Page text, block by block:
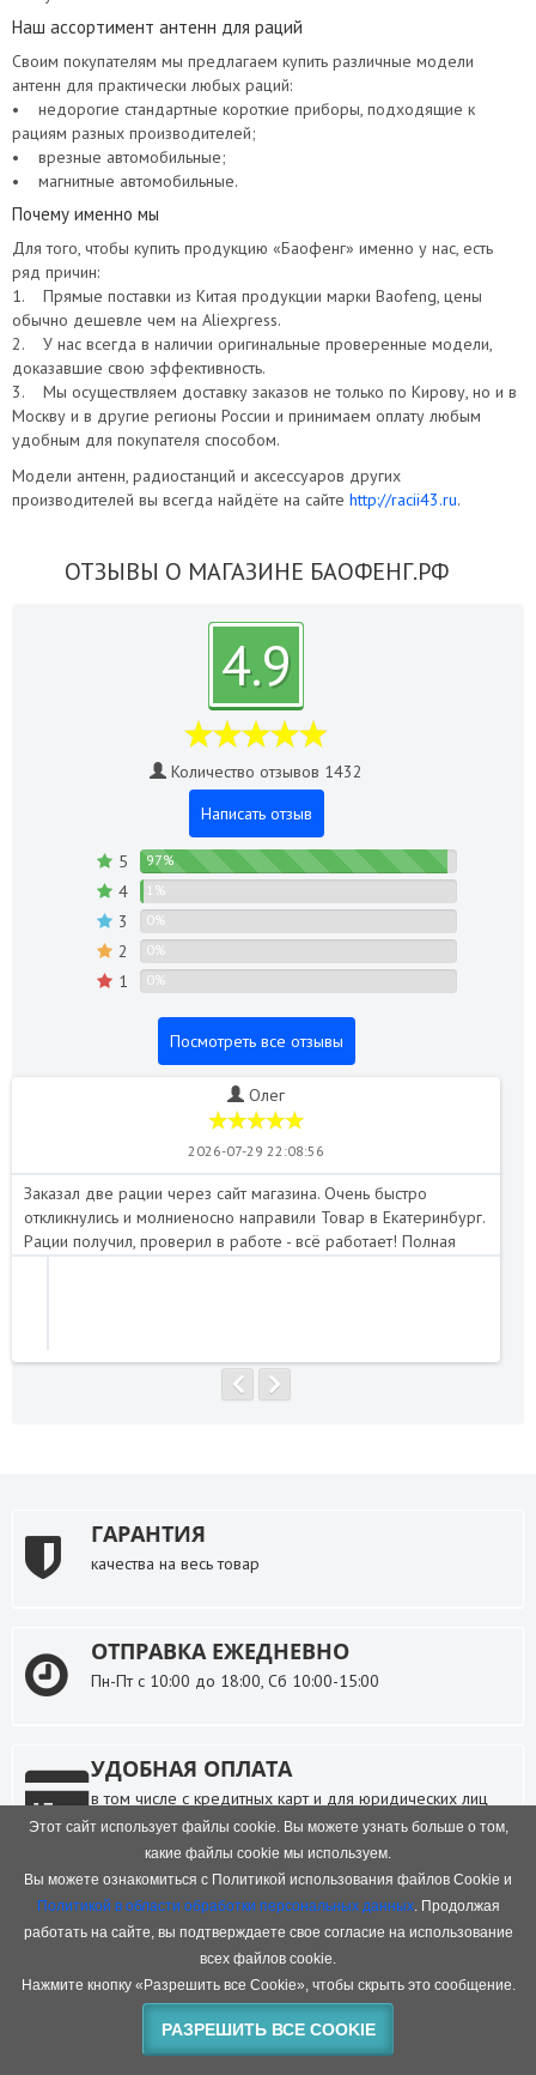
Наш ассортимент антенн для раций
Своим покупателям мы предлагаем купить различные модели
антенн для практически любых раций:
• недорогие стандартные короткие приборы, подходящие к
рациям разных производителей;
• врезные автомобильные;
• магнитные автомобильные.
Почему именно мы
Для того, чтобы купить продукцию «Баофенг» именно у нас, есть
ряд причин:
1. Прямые поставки из Китая продукции марки Baofeng, цены
обычно дешевле чем на Aliexpress.
2. У нас всегда в наличии оригинальные проверенные модели,
доказавшие свою эффективность.
3. Мы осуществляем доставку заказов не только по Кирову, но и в
Москву и в другие регионы России и принимаем оплату любым
удобным для покупателя способом.
Модели антенн, радиостанций и аксессуаров других
производителей вы всегда найдёте на сайте http://racii43.ru.
ОТЗЫВЫ О МАГАЗИНЕ БАОФЕНГ.РФ
4.9
Количество отзывов 1432
Написать отзыв
5 97%
4 1%
3 0%
2 0%
1 0%
Посмотреть все отзывы
Олег
2026-07-29 22:08:56
Заказал две рации через сайт магазина. Очень быстро
откликнулись и молниеносно направили Товар в Екатеринбург.
Рации получил, проверил в работе - всё работает! Полная
ГАРАНТИЯ
качества на весь товар
ОТПРАВКА ЕЖЕДНЕВНО
Пн-Пт с 10:00 до 18:00, Сб 10:00-15:00
УДОБНАЯ ОПЛАТА
в том числе с кредитных карт и для юридических лиц
БЫСТРАЯ ДОСТАВКА
в пункт выдачи или курьером в любой город России
ИНФОРМАЦИЯ
Этот сайт использует файлы cookie. Вы можете узнать больше о том,
какие файлы cookie мы используем.
Вы можете ознакомиться с Политикой использования файлов Cookie и
Политикой в области обработки персональных данных. Продолжая
работать на сайте, вы подтверждаете свое согласие на использование
всех файлов cookie.
Нажмите кнопку «Разрешить все Cookie», чтобы скрыть это сообщение.
РАЗРЕШИТЬ ВСЕ COOKIE